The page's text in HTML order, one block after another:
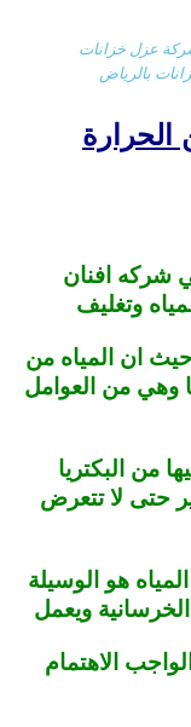
عزل خزانات
بالرياض
شركه افنان
وتغليف
ان المياه من
وهي من العوامل
من البكتريا
حتى لا تتعرض
هو الوسيلة
ويعمل
الاهتمام